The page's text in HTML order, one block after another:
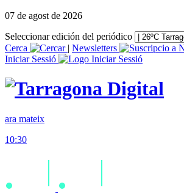
07 de agost de 2026
Seleccionar edición del periódico
Cerca
| Newsletters
Iniciar Sessió
ara mateix
10:30